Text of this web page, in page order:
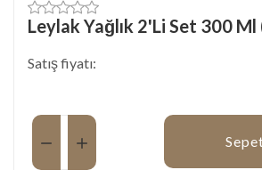
Leylak Yağlık 2'Li Set 300 Ml
Satış fiyatı:
Miktar: